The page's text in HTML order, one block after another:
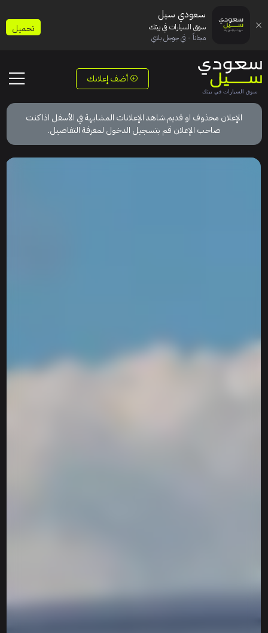
أضف إعلانك
الإعلان محذوف او قديم.شاهد الإعلانات المشابهة في الأسفل اذا كنت
صاحب الإعلان قم بتسجيل الدخول لمعرفة التفاصيل.
سعودي سيل
سوق السيارات في بيتك
مجاناً - في جوجل بلاي
تحميل